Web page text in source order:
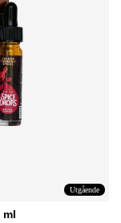
Utgående
ml